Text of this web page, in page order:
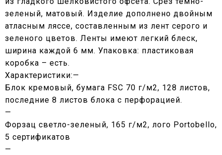
зеленый, матовый. Изделие дополнено двойным
атласным ляссе, составленным из лент серого и
зеленого цветов. Ленты имеют легкий блеск,
ширина каждой 6 мм. Упаковка: пластиковая
коробка – есть.
Характеристики:—
Блок кремовый, бумага FSC 70 г/м2, 128 листов,
последние 8 листов блока с перфорацией.
—
Форзац светло-зеленый, 165 г/м2, лого Portobello,
5 сертификатов
—